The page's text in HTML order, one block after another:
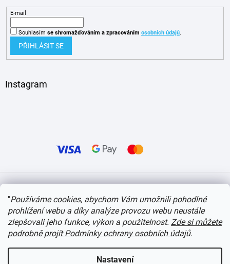
"Používáme cookies, abychom Vám umožnili pohodlné
prohlížení webu a díky analýze provozu webu neustále
zlepšovali jeho funkce, výkon a použitelnost. Zde si můžete
podrobně projít Podmínky ochrany osobních údajů.
Nastavení
E-mail
Souhlasím se shromažďováním a zpracováním osobních údajů.
PŘIHLÁSIT SE
Instagram
Copyright 2026itvlaky.cz . Všechna práva vyhrazena. Upravit nastavení cookies